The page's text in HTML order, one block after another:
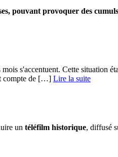
pouvant provoquer des
s'accentuent. Cette situation
compte de […] Lire la suite
un téléfilm historique, diffusé